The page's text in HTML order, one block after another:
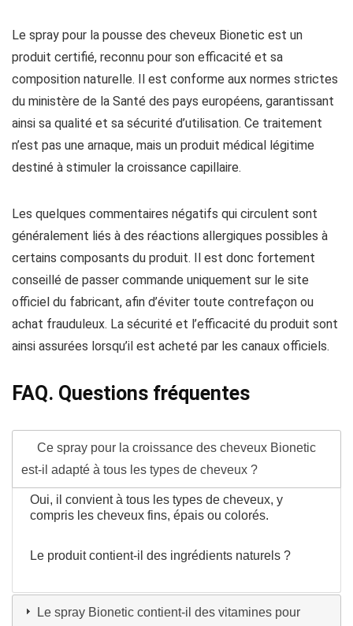
Le spray pour la pousse des cheveux Bionetic est un
produit certifié, reconnu pour son efficacité et sa
composition naturelle. Il est conforme aux normes strictes
du ministère de la Santé des pays européens, garantissant
ainsi sa qualité et sa sécurité d’utilisation. Ce traitement
n’est pas une arnaque, mais un produit médical légitime
destiné à stimuler la croissance capillaire.
Les quelques commentaires négatifs qui circulent sont
généralement liés à des réactions allergiques possibles à
certains composants du produit. Il est donc fortement
conseillé de passer commande uniquement sur le site
officiel du fabricant, afin d’éviter toute contrefaçon ou
achat frauduleux. La sécurité et l’efficacité du produit sont
ainsi assurées lorsqu’il est acheté par les canaux officiels.
FAQ. Questions fréquentes
Ce spray pour la croissance des cheveux Bionetic
est-il adapté à tous les types de cheveux ?
Oui, il convient à tous les types de cheveux, y
compris les cheveux fins, épais ou colorés.
Le produit contient-il des ingrédients naturels ?
Le spray Bionetic contient-il des vitamines pour